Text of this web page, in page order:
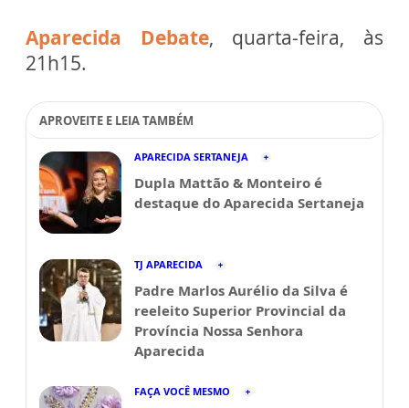
Aparecida Debate, quarta-feira, às
21h15.
APROVEITE E LEIA TAMBÉM
APARECIDA SERTANEJA
Dupla Mattão & Monteiro é
destaque do Aparecida Sertaneja
TJ APARECIDA
Padre Marlos Aurélio da Silva é
reeleito Superior Provincial da
Província Nossa Senhora
Aparecida
FAÇA VOCÊ MESMO